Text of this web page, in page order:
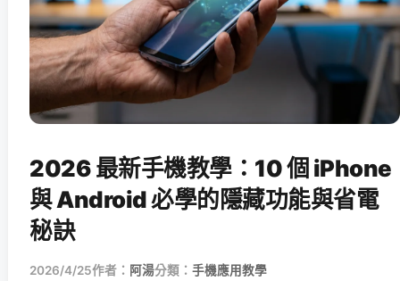
2026 最新手機教學：10 個 iPhone
與 Android 必學的隱藏功能與省電
秘訣
2026/4/25作者： 阿湯分類： 手機應用教學